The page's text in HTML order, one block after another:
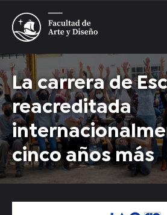
La carrera de
reacreditada
cinco años más